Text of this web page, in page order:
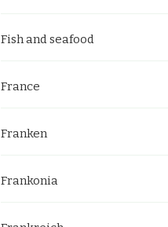
Fish and seafood
France
Franken
Frankonia